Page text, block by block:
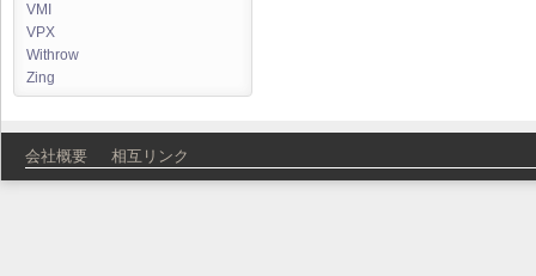
VMI
VPX
Withrow
Zing
会社概要 相互リンク